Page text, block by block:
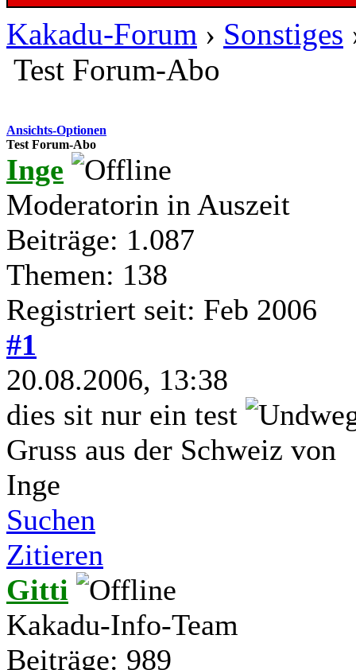
Kakadu-Forum › Sonstiges
Test Forum-Abo
Ansichts-Optionen
Test Forum-Abo
Inge
Moderatorin in Auszeit
Beiträge: 1.087
Themen: 138
Registriert seit: Feb 2006
#1
20.08.2006, 13:38
dies sit nur ein test
Gruss aus der Schweiz von
Inge
Suchen
Zitieren
Gitti
Kakadu-Info-Team
Beiträge: 989